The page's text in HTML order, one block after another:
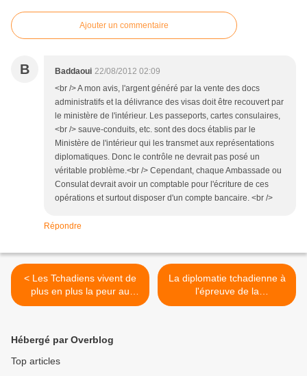
Ajouter un commentaire
B Baddaoui 22/08/2012 02:09
<br /> A mon avis, l'argent généré par la vente des docs
administratifs et la délivrance des visas doit être recouvert par
le ministère de l'intérieur. Les passeports, cartes consulaires,
<br /> sauve-conduits, etc. sont des docs établis par le
Ministère de l'intérieur qui les transmet aux représentations
diplomatiques. Donc le contrôle ne devrait pas posé un
véritable problème.<br /> Cependant, chaque Ambassade ou
Consulat devrait avoir un comptable pour l'écriture de ces
opérations et surtout disposer d'un compte bancaire. <br />
Répondre
< Les Tchadiens vivent de
plus en plus la peur au
ventre, un ventre de plus en
La diplomatie tchadienne à
l'épreuve de la
Francophonie >
Hébergé par Overblog
Top articles